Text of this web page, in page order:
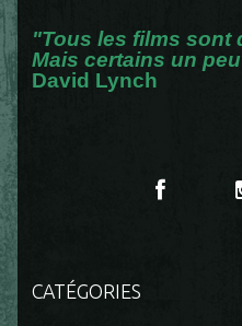
"Tous les films sont
Mais certains un
David Lynch
CATÉGORIES